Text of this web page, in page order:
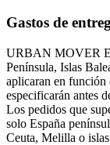
Gastos de
URBAN MOVER
Península, Islas
aplicaran en función
especificarán antes
Los pedidos que
solo España
Ceuta, Melilla o